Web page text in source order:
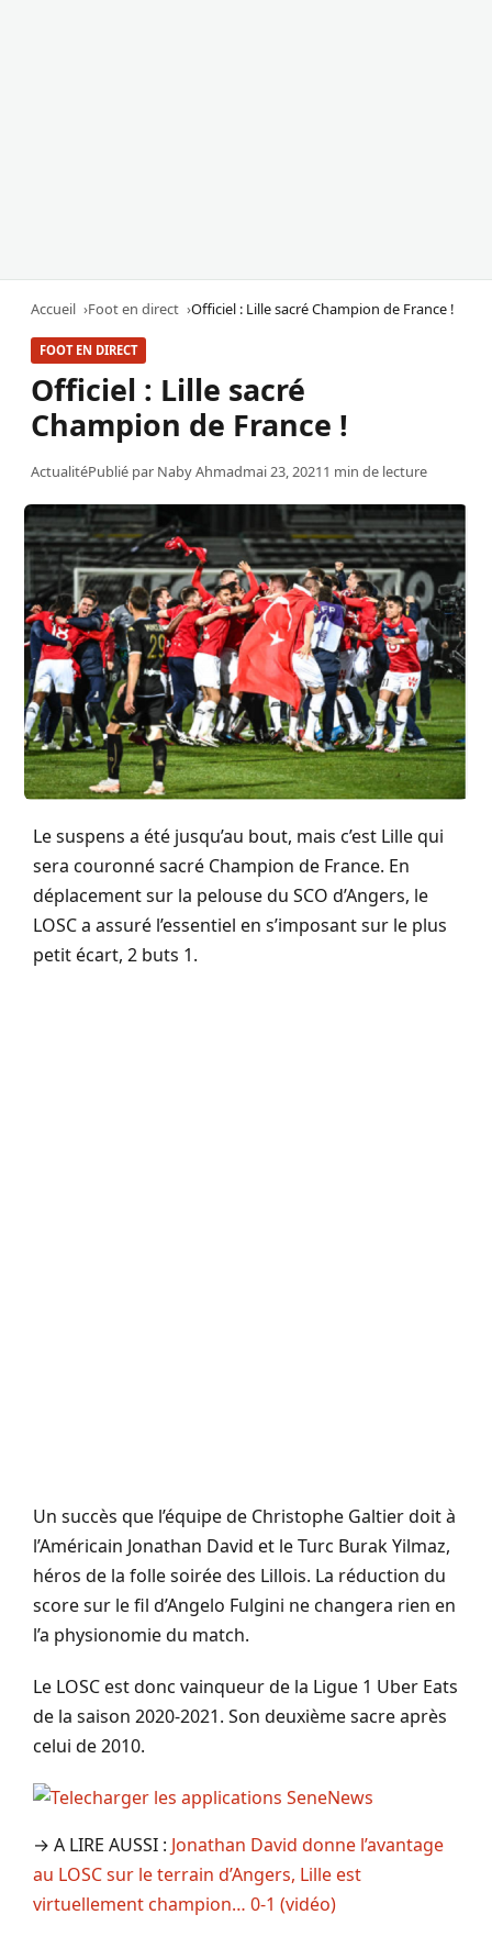
Accueil Foot en direct Officiel : Lille sacré Champion de France !
FOOT EN DIRECT
Officiel : Lille sacré
Champion de France !
ActualitéPublié par Naby Ahmadmai 23, 20211 min de lecture
Le suspens a été jusqu’au bout, mais c’est Lille qui
sera couronné sacré Champion de France. En
déplacement sur la pelouse du SCO d’Angers, le
LOSC a assuré l’essentiel en s’imposant sur le plus
petit écart, 2 buts 1.
Un succès que l’équipe de Christophe Galtier doit à
l’Américain Jonathan David et le Turc Burak Yilmaz,
héros de la folle soirée des Lillois. La réduction du
score sur le fil d’Angelo Fulgini ne changera rien en
l’a physionomie du match.
Le LOSC est donc vainqueur de la Ligue 1 Uber Eats
de la saison 2020-2021. Son deuxième sacre après
celui de 2010.
→ A LIRE AUSSI : Jonathan David donne l’avantage
au LOSC sur le terrain d’Angers, Lille est
virtuellement champion… 0-1 (vidéo)